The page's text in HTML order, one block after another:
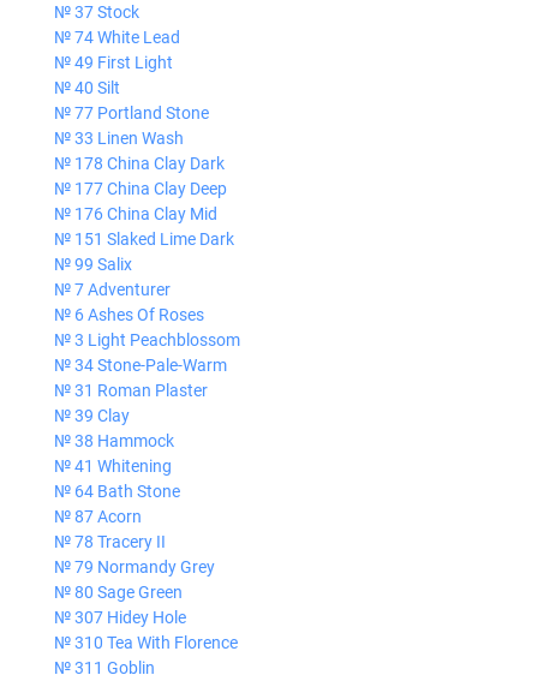
№ 37 Stock
№ 74 White Lead
№ 49 First Light
№ 40 Silt
№ 77 Portland Stone
№ 33 Linen Wash
№ 178 China Clay Dark
№ 177 China Clay Deep
№ 176 China Clay Mid
№ 151 Slaked Lime Dark
№ 99 Salix
№ 7 Adventurer
№ 6 Ashes Of Roses
№ 3 Light Peachblossom
№ 34 Stone-Pale-Warm
№ 31 Roman Plaster
№ 39 Clay
№ 38 Hammock
№ 41 Whitening
№ 64 Bath Stone
№ 87 Acorn
№ 78 Tracery II
№ 79 Normandy Grey
№ 80 Sage Green
№ 307 Hidey Hole
№ 310 Tea With Florence
№ 311 Goblin